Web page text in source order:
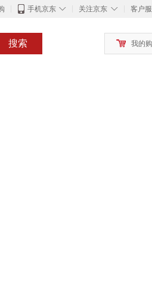
◇
手机京东 ◇
关注京东 客户
搜索
我的